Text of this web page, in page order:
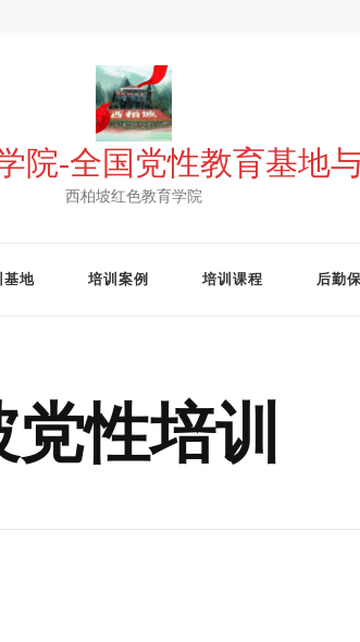
院-全国党性教育基地
西柏坡红色教育学院
基地 培训案例 培训课程 后勤
性培训